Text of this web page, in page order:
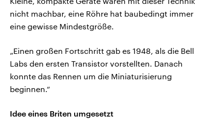
nicht machbar, eine Röhre hat baubedingt immer
eine gewisse Mindestgröße.
„Einen großen Fortschritt gab es 1948, als die Bell
Labs den ersten Transistor vorstellten. Danach
konnte das Rennen um die Miniaturisierung
beginnen.“
Idee eines Briten umgesetzt